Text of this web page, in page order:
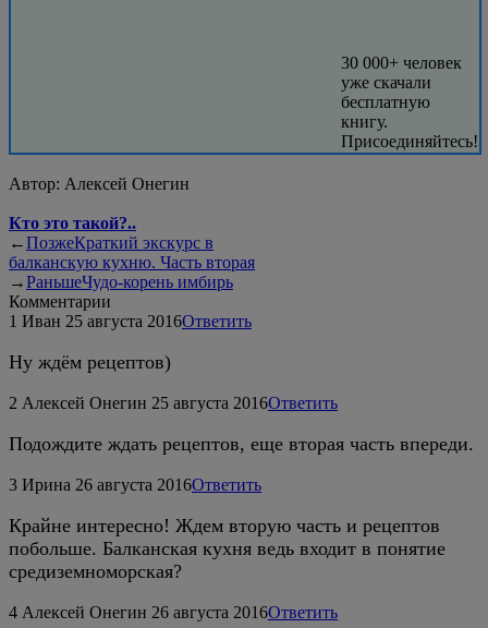
30 000+ человек
уже скачали
бесплатную
книгу.
Присоединяйтесь!
Автор: Алексей Онегин
Кто это такой?..
←ПозжеКраткий экскурс в
балканскую кухню. Часть вторая
→РаньшеЧудо-корень имбирь
Комментарии
1 Иван 25 августа 2016Ответить
Ну ждём рецептов)
2 Алексей Онегин 25 августа 2016Ответить
Подождите ждать рецептов, еще вторая часть впереди.
3 Ирина 26 августа 2016Ответить
Крайне интересно! Ждем вторую часть и рецептов
побольше. Балканская кухня ведь входит в понятие
средиземноморская?
4 Алексей Онегин 26 августа 2016Ответить